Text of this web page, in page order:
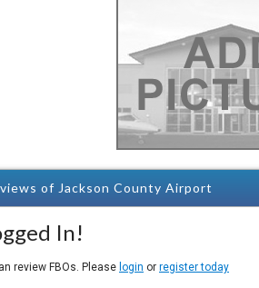
of Jackson County Airport
In!
review FBOs. Please login or register today